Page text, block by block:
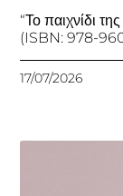
“Το παιχνίδι
(ISBN: 978-
17/07/2026